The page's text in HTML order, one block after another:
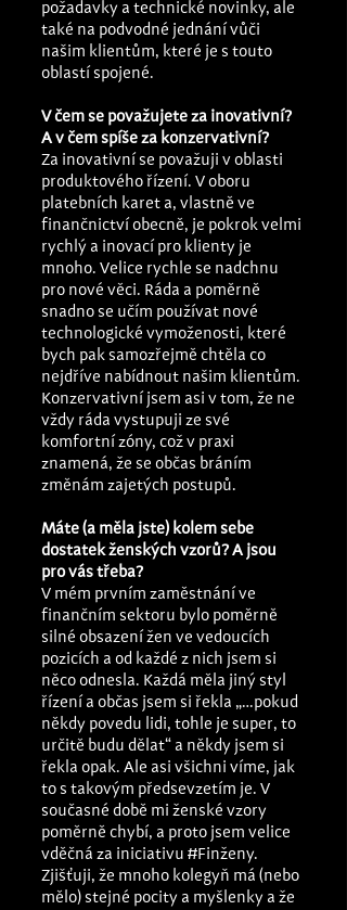
požadavky a technické novinky, ale
také na podvodné jednání vůči
našim klientům, které je s touto
oblastí spojené.
V čem se považujete za inovativní?
A v čem spíše za konzervativní?
Za inovativní se považuji v oblasti
produktového řízení. V oboru
platebních karet a, vlastně ve
finančnictví obecně, je pokrok velmi
rychlý a inovací pro klienty je
mnoho. Velice rychle se nadchnu
pro nové věci. Ráda a poměrně
snadno se učím používat nové
technologické vymoženosti, které
bych pak samozřejmě chtěla co
nejdříve nabídnout našim klientům.
Konzervativní jsem asi v tom, že ne
vždy ráda vystupuji ze své
komfortní zóny, což v praxi
znamená, že se občas bráním
změnám zajetých postupů.
Máte (a měla jste) kolem sebe
dostatek ženských vzorů? A jsou
pro vás třeba?
V mém prvním zaměstnání ve
finančním sektoru bylo poměrně
silné obsazení žen ve vedoucích
pozicích a od každé z nich jsem si
něco odnesla. Každá měla jiný styl
řízení a občas jsem si řekla „…pokud
někdy povedu lidi, tohle je super, to
určitě budu dělat“ a někdy jsem si
řekla opak. Ale asi všichni víme, jak
to s takovým předsevzetím je. V
současné době mi ženské vzory
poměrně chybí, a proto jsem velice
vděčná za iniciativu #Finženy.
Zjišťuji, že mnoho kolegyň má (nebo
mělo) stejné pocity a myšlenky a že